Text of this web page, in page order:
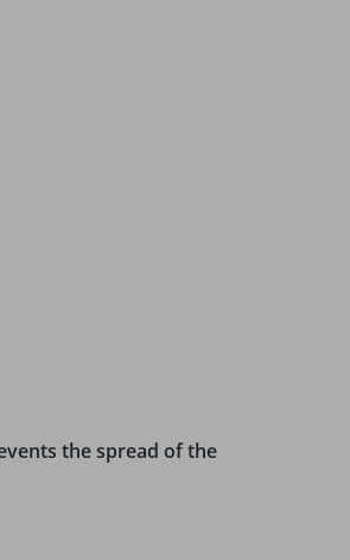
the spread of the